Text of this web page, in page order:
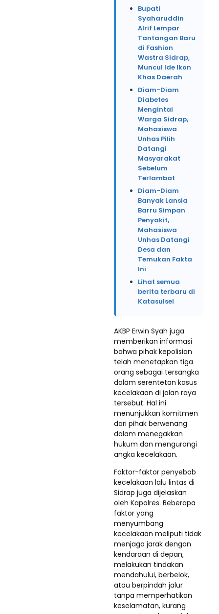
Bupati
Syaharuddin
Alrif Lempar
Tantangan Baru
di Fashion
Wastra Sidrap,
Muncul Ide Ikon
Khas Daerah
Diam-Diam
Diabetes
Mengintai
Warga Sidrap,
Mahasiswa
Unhas Pilih
Datangi
Masyarakat
Sebelum
Terlambat
Diam-Diam
Banyak Lansia
Barru Simpan
Penyakit,
Mahasiswa
Unhas Datangi
Desa dan
Temukan Fakta
Ini
Lihat semua
berita terbaru di
Katasulsel
AKBP Erwin Syah juga
memberikan informasi
bahwa pihak kepolisian
telah menetapkan tiga
orang sebagai tersangka
dalam serentetan kasus
kecelakaan di jalan raya
tersebut. Hal ini
menunjukkan komitmen
dari pihak berwenang
dalam menegakkan
hukum dan mengurangi
angka kecelakaan.
Faktor-faktor penyebab
kecelakaan lalu lintas di
Sidrap juga dijelaskan
oleh Kapolres. Beberapa
faktor yang
menyumbang
kecelakaan meliputi tidak
menjaga jarak dengan
kendaraan di depan,
melakukan tindakan
mendahului, berbelok,
atau berpindah jalur
tanpa memperhatikan
keselamatan, kurang